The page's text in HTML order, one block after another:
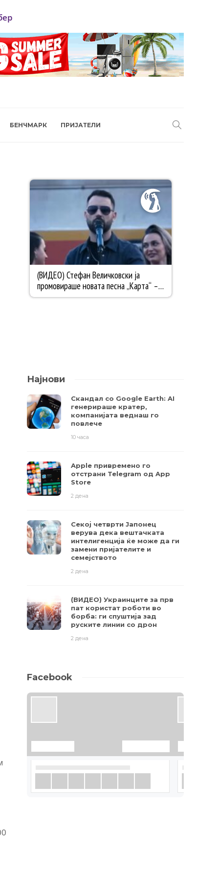
БЕНЧМАРК ПРИЈАТЕЛИ
Најнови
Скандал со Google Earth: AI
генерираше кратер,
компанијата веднаш го
повлече
10 часа
Apple привремено го
отстрани Telegram од App
Store
2 дена
Секој четврти Јапонец
верува дека вештачката
интелигенција ќе може да ги
замени пријателите и
семејството
2 дена
(ВИДЕО) Украинците за прв
пат користат роботи во
борба: ги спуштија зад
руските линии со дрон
2 дена
Facebook